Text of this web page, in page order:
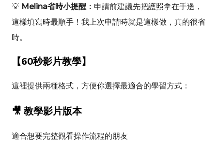
💡 Melina省時小提醒： 申請前建議先把護照拿在手邊，
這樣填寫時最順手！我上次申請時就是這樣做，真的很省
時。
【60秒影片教學】
這裡提供兩種格式，方便你選擇最適合的學習方式：
🎥 教學影片版本
適合想要完整觀看操作流程的朋友